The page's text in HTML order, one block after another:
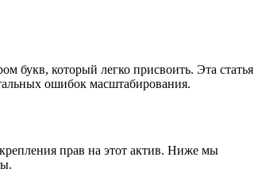
букв, который легко присвоить. Эта статья
ошибок масштабирования.
прав на этот актив. Ниже мы